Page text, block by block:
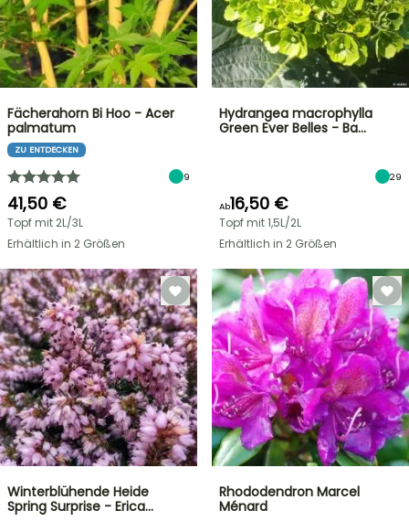
Fächerahorn Bi Hoo - Acer
palmatum
ZU ENTDECKEN
9
41,50 €
Topf mit 2L/3L
Erhältlich in 2 Größen
Hydrangea macrophylla
Green Ever Belles - Ba…
29
Ab16,50 €
Topf mit 1,5L/2L
Erhältlich in 2 Größen
Winterblühende Heide
Spring Surprise - Erica…
Rhododendron Marcel
Ménard